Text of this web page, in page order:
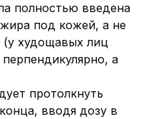
полностью введена
под кожей, а не
(у худощавых лиц
перпендикулярно, а
протолкнуть
вводя дозу в